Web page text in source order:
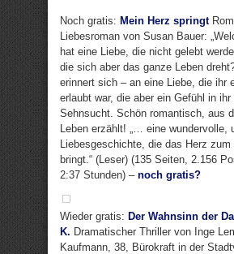
Noch gratis: Mein Herz springt
Liebesroman von Susan Bauer:
hat eine Liebe, die nicht gelebt
die sich aber das ganze Leben
erinnert sich – an eine Liebe, die ihr
erlaubt war, die aber ein Gefühl in
Sehnsucht. Schön romantisch, aus
Leben erzählt! „… eine wundervolle,
Liebesgeschichte, die das Herz zum
bringt.“ (Leser) (135 Seiten, 2.156
2:37 Stunden) – noch gratis?
Wieder gratis: Der Wahnsinn der
K. Dramatischer Thriller von Inge
Kaufmann, 38, Bürokraft in der